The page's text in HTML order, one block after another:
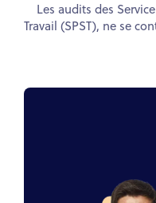
Les audits des
Travail (SPST), ne se